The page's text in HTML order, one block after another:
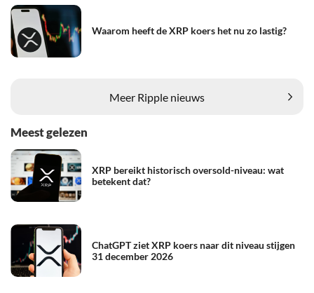
Waarom heeft de XRP koers het nu zo lastig?
Meer Ripple nieuws
Meest gelezen
XRP bereikt historisch oversold-niveau: wat
betekent dat?
ChatGPT ziet XRP koers naar dit niveau stijgen
31 december 2026